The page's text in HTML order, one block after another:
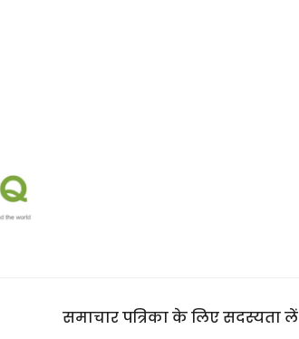
समाचार पत्रिका के लिए सदस्यता लें